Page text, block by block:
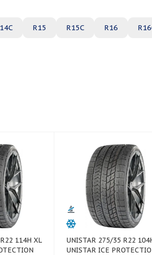
R15 R15C R16
UNISTAR 275/35 R22 104H XL
UNISTAR ICE